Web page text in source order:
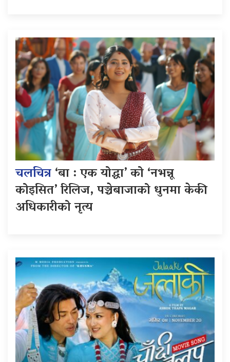
चलचित्र‘बा : एक योद्धा’ को ‘नभन्नू
कोइसित’ रिलिज, पञ्चेबाजाको धुनमा केकी
अधिकारीको नृत्य